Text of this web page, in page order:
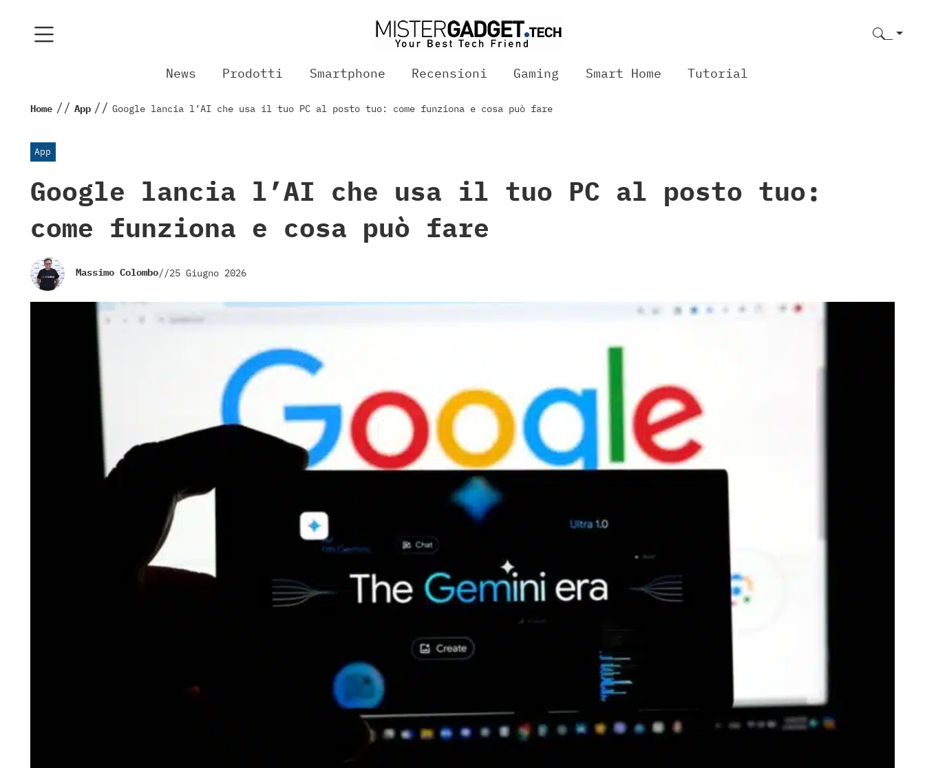
News Prodotti Smartphone Recensioni Gaming Smart Home Tutorial
Home // App // Google lancia l’AI che usa il tuo PC al posto tuo: come funziona e cosa può fare
App
Google lancia l’AI che usa il tuo PC al posto tuo:
come funziona e cosa può fare
Massimo Colombo//25 Giugno 2026